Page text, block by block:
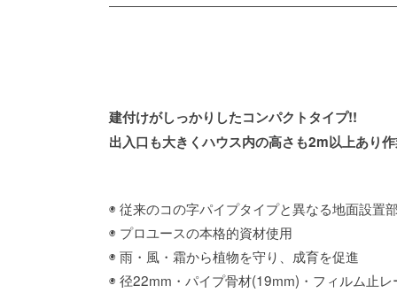
建付けがしっかりしたコンパクトタイプ!!
出入口も大きくハウス内の高さも2m以上あり
◉ 従来のコの字パイプタイプと異なる地面設置
◉ プロユースの本格的資材使用
◉ 雨・風・霜から植物を守り、成育を促進
◉ 径22mm・パイプ骨材(19mm)・フィルム止レ